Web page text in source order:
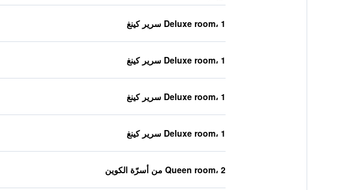
Deluxe room، 1 سرير كينغ
Deluxe room، 1 سرير كينغ
Deluxe room، 1 سرير كينغ
Deluxe room، 1 سرير كينغ
Queen room، 2 من أسرّة الكوين